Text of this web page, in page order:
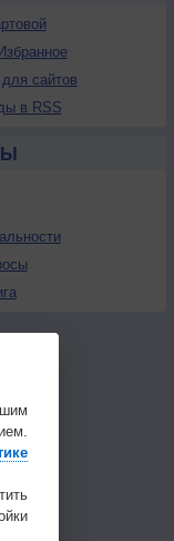
сайтов
в RSS